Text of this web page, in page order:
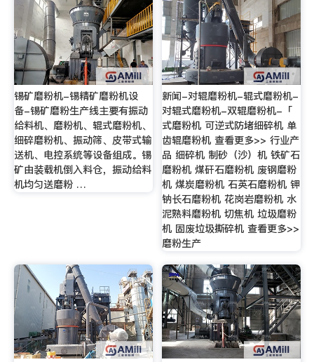
锡矿磨粉机-锡精矿磨粉机设
备-锡矿磨粉生产线主要有振动
给料机、磨粉机、辊式磨粉机、
细碎磨粉机、振动筛、皮带式输
送机、电控系统等设备组成。锡
矿由装载机倒入料仓，振动给料
机均匀送磨粉 …
新闻-对辊磨粉机-辊式磨粉机-
对辊式磨粉机-双辊磨粉机-「
式磨粉机 可逆式防堵细碎机 单
齿辊磨粉机 查看更多>> 行业产
品 细碎机 制砂（沙）机 铁矿石
磨粉机 煤矸石磨粉机 废钢磨粉
机 煤炭磨粉机 石英石磨粉机 钾
钠长石磨粉机 花岗岩磨粉机 水
泥熟料磨粉机 切焦机 垃圾磨粉
机 固废垃圾撕碎机 查看更多>>
磨粉生产